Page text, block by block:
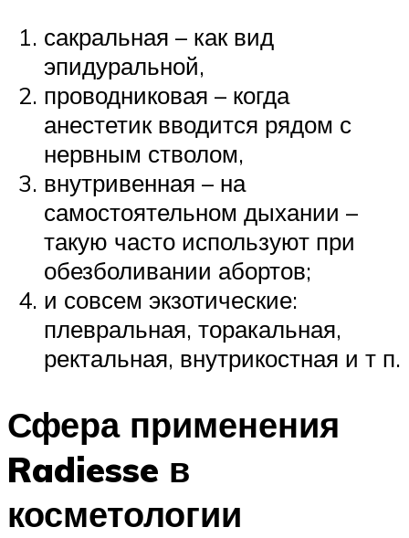
сакральная – как вид
эпидуральной,
проводниковая – когда
анестетик вводится рядом с
нервным стволом,
внутривенная – на
самостоятельном дыхании –
такую часто используют при
обезболивании абортов;
и совсем экзотические:
плевральная, торакальная,
ректальная, внутрикостная и т п.
Сфера применения
Radiesse в
косметологии